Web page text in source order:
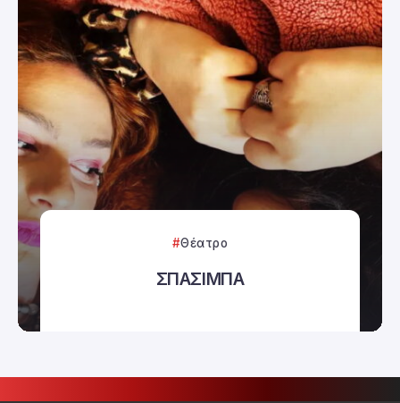
Θέατρο
ΣΠΑΣΙΜΠΑ